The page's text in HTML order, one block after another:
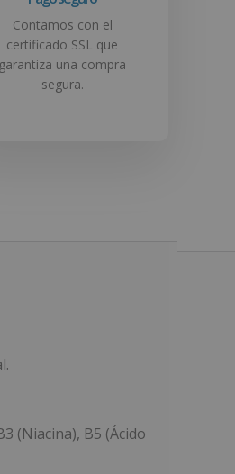
Contamos con el
certificado SSL que
garantiza una compra
segura.
(Niacina), B5 (Ácido